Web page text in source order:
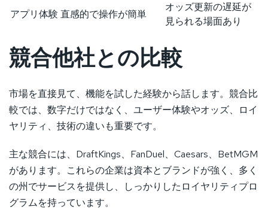
アプリ体験 直感的で操作が簡単
オッズ更新の遅延が
見られる場面あり
競合他社との比較
市場を直接見て、機能を試した経験から話します。競合比
較では、数字だけではなく、ユーザー体験やオッズ、ロイ
ヤリティ、技術の違いも重要です。
主な競合には、DraftKings、FanDuel、Caesars、BetMGM
があります。これらの企業は資本とブランドが強く、多く
の州でサービスを提供し、しっかりしたロイヤリティプロ
グラムを持っています。